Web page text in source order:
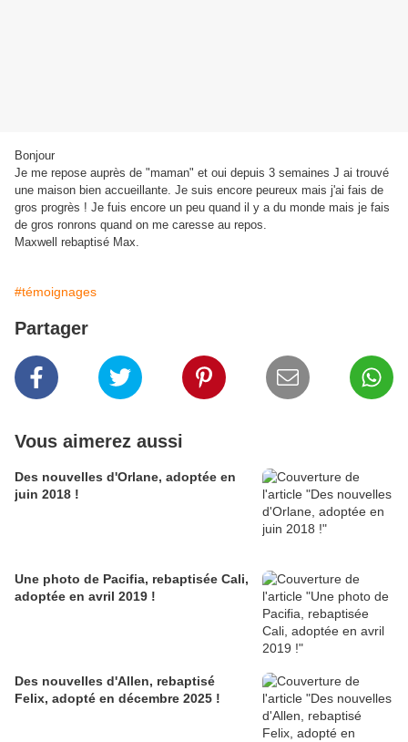
Bonjour
Je me repose auprès de "maman" et oui depuis 3 semaines J ai trouvé
une maison bien accueillante. Je suis encore peureux mais j'ai fais de
gros progrès ! Je fuis encore un peu quand il y a du monde mais je fais
de gros ronrons quand on me caresse au repos.
Maxwell rebaptisé Max.
#témoignages
Partager
Vous aimerez aussi
Des nouvelles d'Orlane, adoptée en
juin 2018 !
Une photo de Pacifia, rebaptisée Cali,
adoptée en avril 2019 !
Des nouvelles d'Allen, rebaptisé
Felix, adopté en décembre 2025 !